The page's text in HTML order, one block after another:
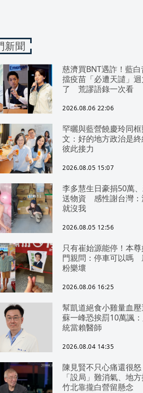
漢光
新聞
慈濟買BNT遇詐！藍
擋疫苗「必遭天譴」
了 荒謬語錄一次看
2026.08.06 22:06
罕曬與藍營饒慶玲同
文：好的地方政治是終
彼此接力
2026.08.05 15:07
李多慧生日豪捐50萬
送物資 感性謝台灣：
就沒我
2026.08.05 12:56
只有崔始源能停！本
門親問：停車可以嗎
粉樂壞
2026.08.06 16:25
幫凱道絕食小雞量血壓
蘇一峰恐挨罰10萬諷
統當賴醫師
2026.08.04 14:35
陳見賢不只心痛還很
「設局」難消氣、地
竹北靠攏白營留懸念